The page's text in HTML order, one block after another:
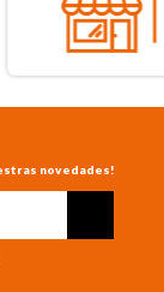
novedades!